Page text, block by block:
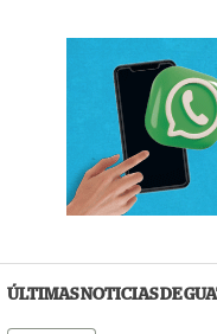
ÚLTIMAS NOTICIAS DE